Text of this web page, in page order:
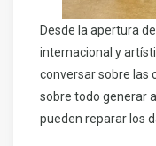
Desde la apertura
internacional y
conversar sobre las
sobre todo generar
pueden reparar los